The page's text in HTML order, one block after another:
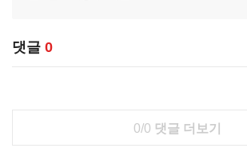
댓글 0
0/0 댓글 더보기